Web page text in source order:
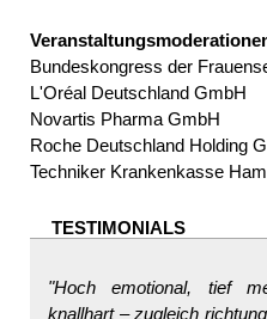
Bundeskongress der
L'Oréal Deutschland GmbH
Novartis Pharma GmbH
Roche Deutschland Holding
Techniker Krankenkasse
TESTIMONIALS
"Hoch emotional, tief
knallhart – zugleich